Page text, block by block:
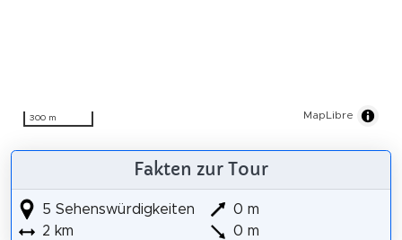
300 m MapLibre
Fakten zur Tour
5 Sehenswürdigkeiten
2 km
0 m
0 m